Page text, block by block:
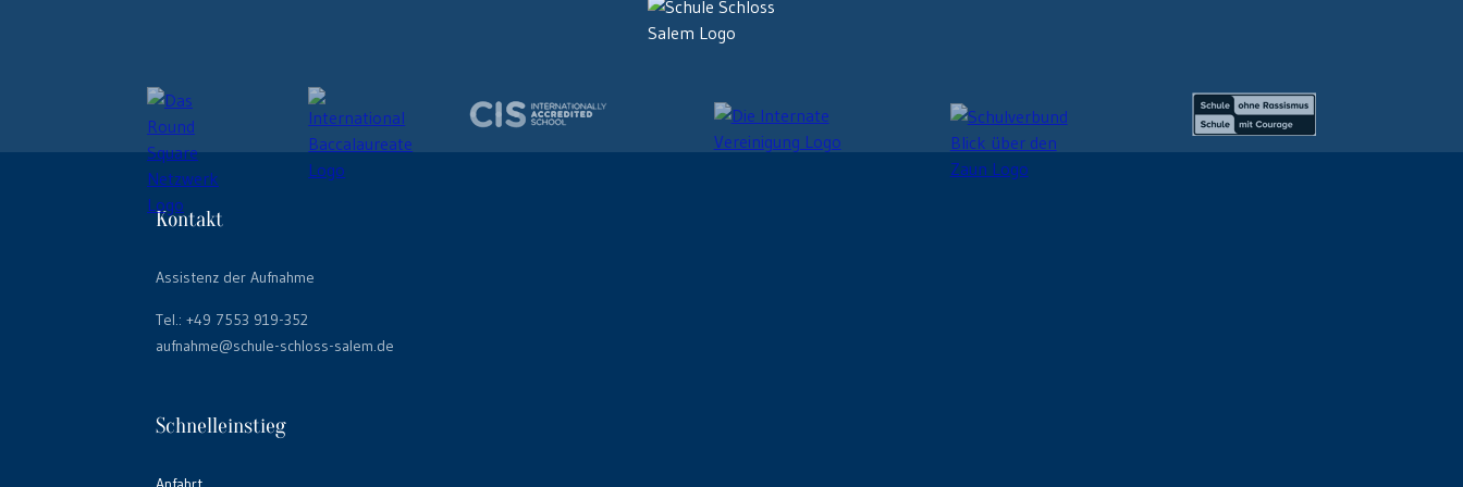
Kontakt
Assistenz der Aufnahme
Tel.: +49 7553 919-352
aufnahme@schule-schloss-salem.de
Schnelleinstieg